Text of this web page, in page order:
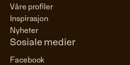
Våre profiler
Inspirasjon
Nyheter
Sosiale medier
Facebook